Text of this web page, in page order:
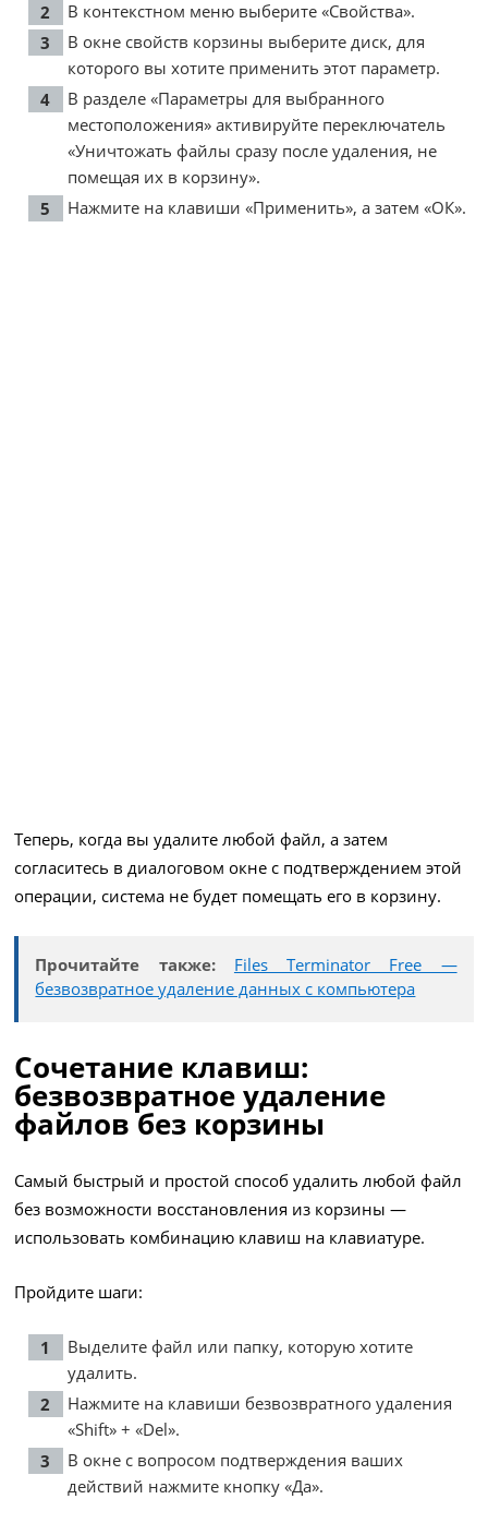
В контекстном меню выберите «Свойства».
В окне свойств корзины выберите диск, для
которого вы хотите применить этот параметр.
В разделе «Параметры для выбранного
местоположения» активируйте переключатель
«Уничтожать файлы сразу после удаления, не
помещая их в корзину».
Нажмите на клавиши «Применить», а затем «ОК».
Теперь, когда вы удалите любой файл, а затем
согласитесь в диалоговом окне с подтверждением этой
операции, система не будет помещать его в корзину.
Прочитайте также:
Files Terminator Free —
безвозвратное удаление данных с компьютера
Сочетание клавиш:
безвозвратное удаление
файлов без корзины
Самый быстрый и простой способ удалить любой файл
без возможности восстановления из корзины —
использовать комбинацию клавиш на клавиатуре.
Пройдите шаги:
Выделите файл или папку, которую хотите
удалить.
Нажмите на клавиши безвозвратного удаления
«Shift» + «Del».
В окне с вопросом подтверждения ваших
действий нажмите кнопку «Да».